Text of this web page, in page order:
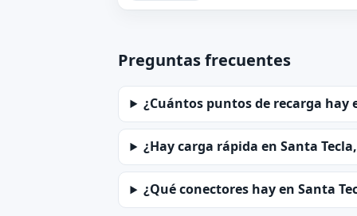
Preguntas frecuentes
¿Cuántos puntos de recarga hay
¿Hay carga rápida en Santa
¿Qué conectores hay en Santa